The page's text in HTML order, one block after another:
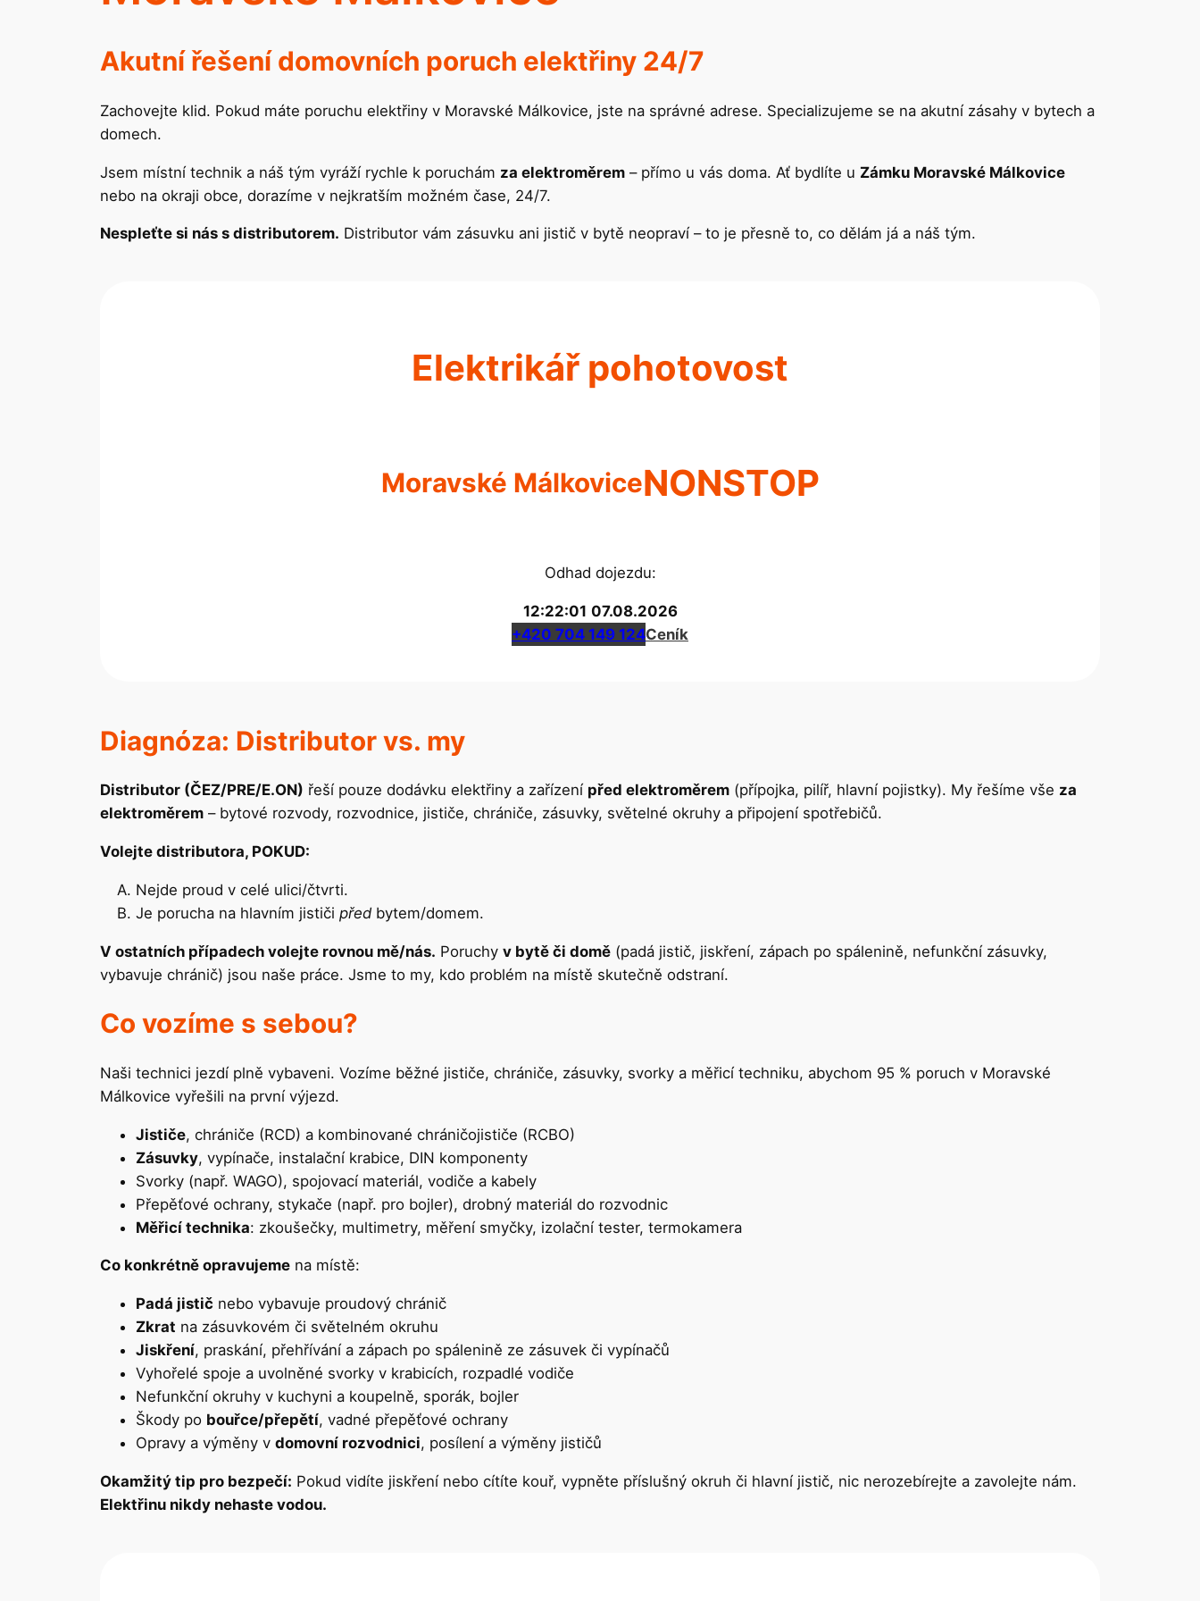
Akutní řešení domovních poruch elektřiny 24/7
Zachovejte klid. Pokud máte poruchu elektřiny v Moravské Málkovice, jste na správné adrese. Specializujeme se na akutní zásahy v bytech a
domech.
Jsem místní technik a náš tým vyráží rychle k poruchám za elektroměrem – přímo u vás doma. Ať bydlíte u Zámku Moravské Málkovice
nebo na okraji obce, dorazíme v nejkratším možném čase, 24/7.
Nespleťte si nás s distributorem. Distributor vám zásuvku ani jistič v bytě neopraví – to je přesně to, co dělám já a náš tým.
Elektrikář pohotovost
Moravské MálkoviceNONSTOP
Odhad dojezdu:
12:22:01 07.08.2026
+420 704 149 124Ceník
Diagnóza: Distributor vs. my
Distributor (ČEZ/PRE/E.ON) řeší pouze dodávku elektřiny a zařízení před elektroměrem (přípojka, pilíř, hlavní pojistky). My řešíme vše za
elektroměrem – bytové rozvody, rozvodnice, jističe, chrániče, zásuvky, světelné okruhy a připojení spotřebičů.
Volejte distributora, POKUD:
Nejde proud v celé ulici/čtvrti.
Je porucha na hlavním jističi před bytem/domem.
V ostatních případech volejte rovnou mě/nás. Poruchy v bytě či domě (padá jistič, jiskření, zápach po spálenině, nefunkční zásuvky,
vybavuje chránič) jsou naše práce. Jsme to my, kdo problém na místě skutečně odstraní.
Co vozíme s sebou?
Naši technici jezdí plně vybaveni. Vozíme běžné jističe, chrániče, zásuvky, svorky a měřicí techniku, abychom 95 % poruch v Moravské
Málkovice vyřešili na první výjezd.
Jističe, chrániče (RCD) a kombinované chráničojističe (RCBO)
Zásuvky, vypínače, instalační krabice, DIN komponenty
Svorky (např. WAGO), spojovací materiál, vodiče a kabely
Přepěťové ochrany, stykače (např. pro bojler), drobný materiál do rozvodnic
Měřicí technika: zkoušečky, multimetry, měření smyčky, izolační tester, termokamera
Co konkrétně opravujeme na místě:
Padá jistič nebo vybavuje proudový chránič
Zkrat na zásuvkovém či světelném okruhu
Jiskření, praskání, přehřívání a zápach po spálenině ze zásuvek či vypínačů
Vyhořelé spoje a uvolněné svorky v krabicích, rozpadlé vodiče
Nefunkční okruhy v kuchyni a koupelně, sporák, bojler
Škody po bouřce/přepětí, vadné přepěťové ochrany
Opravy a výměny v domovní rozvodnici, posílení a výměny jističů
Okamžitý tip pro bezpečí: Pokud vidíte jiskření nebo cítíte kouř, vypněte příslušný okruh či hlavní jistič, nic nerozebírejte a zavolejte nám.
Elektřinu nikdy nehaste vodou.